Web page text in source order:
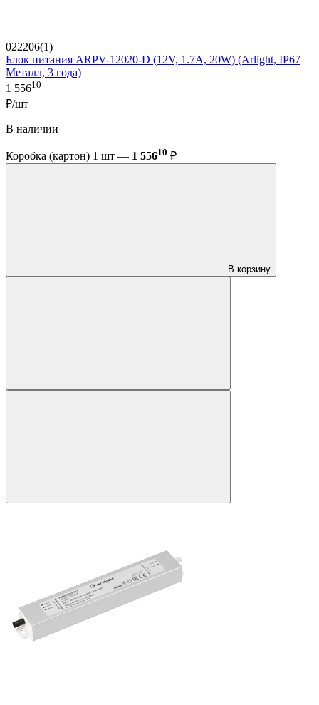
022206(1)
Блок питания ARPV-12020-D (12V, 1.7A, 20W) (Arlight, IP67
Металл, 3 года)
1 55610
₽/шт
В наличии
Коробка (картон) 1 шт — 1 55610 ₽
В корзину